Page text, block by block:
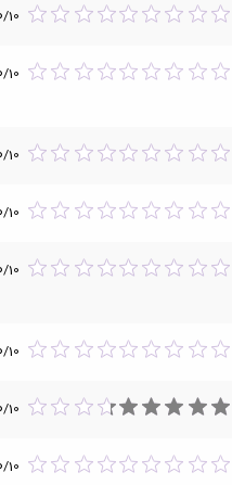
/10
/10
/10
/10
/10
/10
/10
/10